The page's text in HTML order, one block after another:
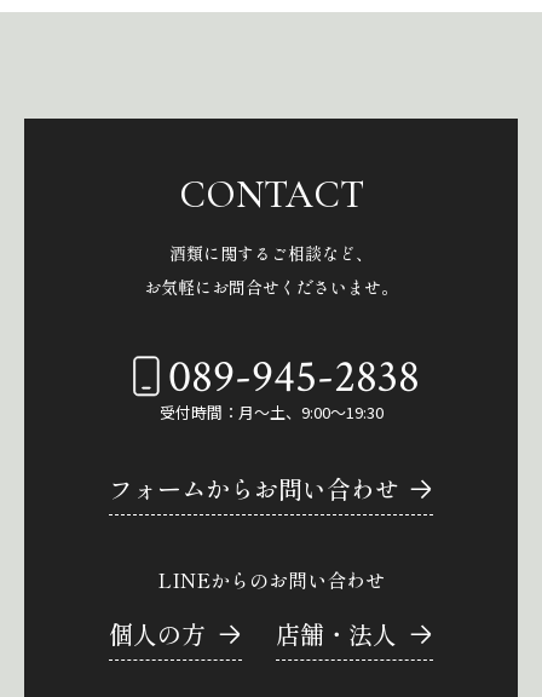
CONTACT
酒類に関するご相談など、
お気軽にお問合せくださいませ。
089-945-2838
受付時間：月～土、9:00～19:30
フォームからお問い合わせ
LINEからのお問い合わせ
個人の方 店舗・法人